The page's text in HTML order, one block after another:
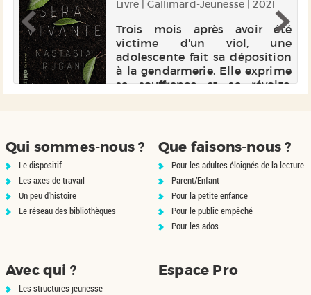
Livre | Gallimard-Jeunesse | 2021
Trois mois après avoir été
victime d'un viol, une
adolescente fait sa déposition
à la gendarmerie. Elle exprime
sa souffrance et sa révolte.
Electre 2021
Qui sommes-nous ?
Le dispositif
Les axes de travail
Un peu d'histoire
Le réseau des bibliothèques
Que faisons-nous ?
Pour les adultes éloignés de la lecture
Parent/Enfant
Pour la petite enfance
Pour le public empêché
Pour les ados
Avec qui ?
Les structures jeunesse
Espace Pro